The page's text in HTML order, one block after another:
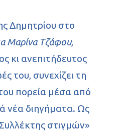
Δημητρίου στο
Μαρίνα Τζάφου,
κι ανεπιτήδευτος
του, συνεχίζει τη
πορεία μέσα από
νέα διηγήματα. Ως
στιγμών»